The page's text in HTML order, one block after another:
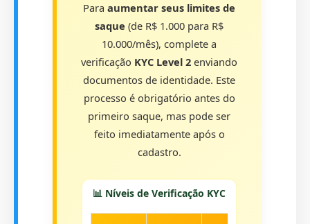
Para aumentar seus limites de
saque (de R$ 1.000 para R$
10.000/mês), complete a
verificação KYC Level 2 enviando
documentos de identidade. Este
processo é obrigatório antes do
primeiro saque, mas pode ser
feito imediatamente após o
cadastro.
📊 Níveis de Verificação KYC